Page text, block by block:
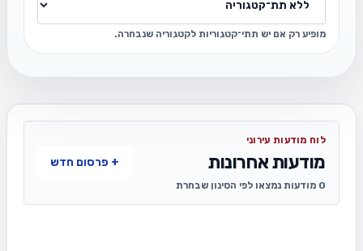
מופיע רק אם יש תתי־קטגוריות לקטגוריה שנבחרה.
לוח מודעות עירוני
מודעות אחרונות
0 מודעות נמצאו לפי הסינון שבחרת
+ פרסום חדש